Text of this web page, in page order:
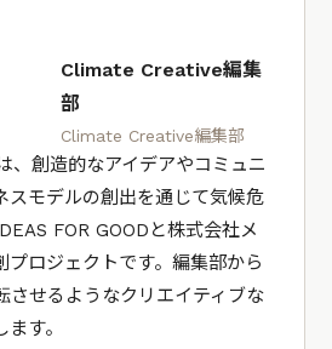
Climate Creative編集
部
Climate Creative編集部
創造的なアイデアやコミュニ
スモデルの創出を通じて気候危
FOR GOODと株式会社メ
プロジェクトです。編集部から
させるようなクリエイティブな
す。